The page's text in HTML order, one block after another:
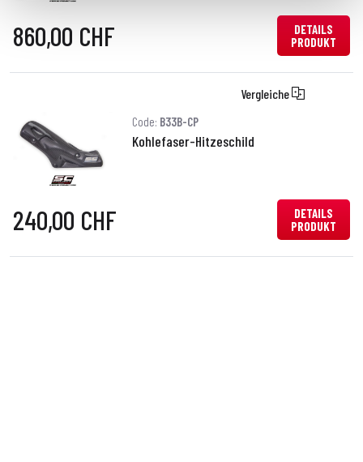
860,00 CHF
DETAILS
PRODUKT
Vergleiche
Code: B33B-CP
Kohlefaser-Hitzeschild
240,00 CHF
DETAILS
PRODUKT